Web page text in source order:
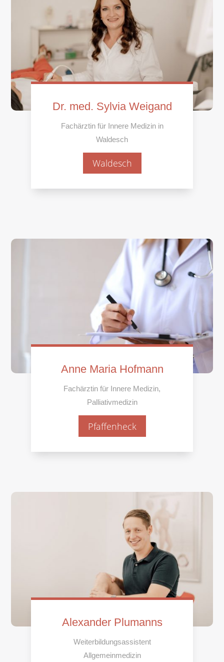
Dr. med. Sylvia Weigand
Fachärztin für Innere Medizin in
Waldesch
Waldesch
Anne Maria Hofmann
Fachärztin für Innere Medizin,
Palliativmedizin
Pfaffenheck
Alexander Plumanns
Weiterbildungsassistent
Allgemeinmedizin